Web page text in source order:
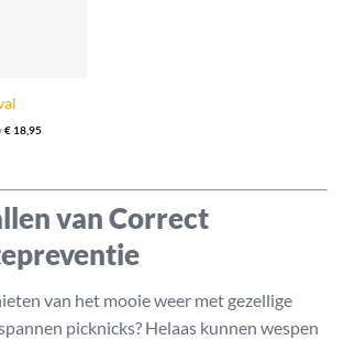
€18,95
van Correct
van het mooie weer met gezellige
picknicks? Helaas kunnen wespen